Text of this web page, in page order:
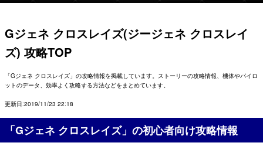
Gジェネ クロスレイズ(ジージェネ クロスレイ
ズ) 攻略TOP
「Gジェネ クロスレイズ」の攻略情報を掲載しています。ストーリーの攻略情報、機体やパイロ
ットのデータ、効率よく攻略する方法などをまとめています。
更新日:2019/11/23 22:18
「Gジェネ クロスレイズ」の初心者向け攻略情報